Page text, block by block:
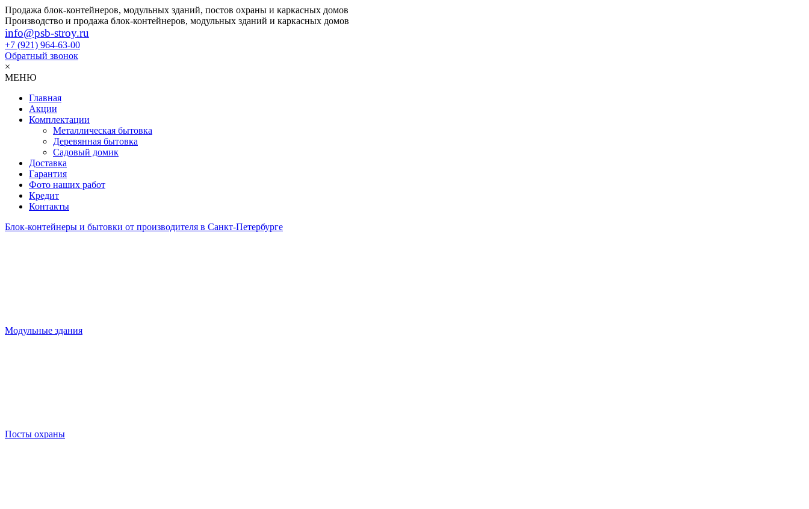
Продажа блок-контейнеров, модульных зданий, постов охраны и каркасных домов
Производство и продажа блок-контейнеров, модульных зданий и каркасных домов
info@psb-stroy.ru
+7 (921) 964-63-00
Обратный звонок
×
МЕНЮ
Главная
Акции
Комплектации
Металлическая бытовка
Деревянная бытовка
Садовый домик
Доставка
Гарантия
Фото наших работ
Кредит
Контакты
Блок-контейнеры и бытовки от производителя в Санкт-Петербурге
Модульные здания
Посты охраны